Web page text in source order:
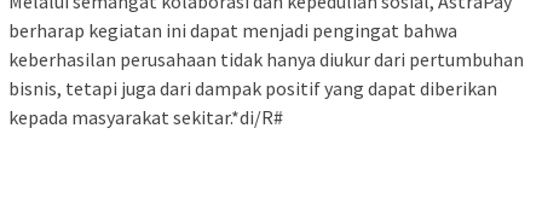
berharap kegiatan ini dapat menjadi pengingat bahwa
keberhasilan perusahaan tidak hanya diukur dari pertumbuhan
bisnis, tetapi juga dari dampak positif yang dapat diberikan
kepada masyarakat sekitar.*di/R#